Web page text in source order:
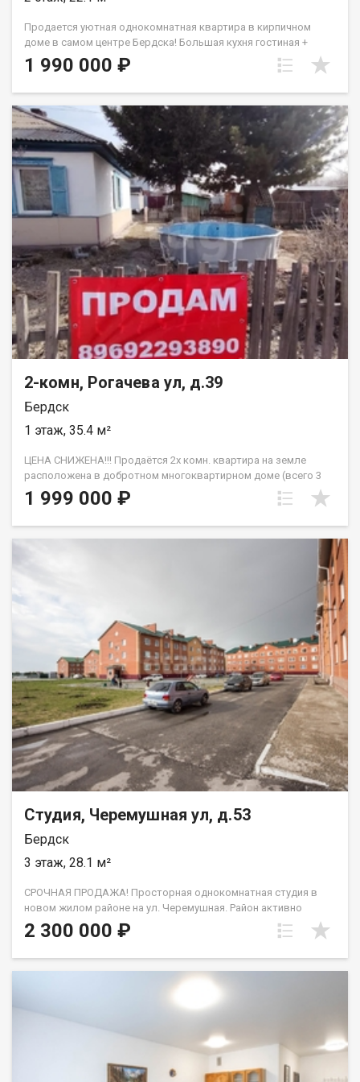
Продается уютная однокомнатная квартира в кирпичном
доме в самом центре Бердска! Большая кухня гостиная +
спальня. Свежий ремонт, пластиковые окна, комфортный 2
этаж. Хорошие соседи, тихо, спокойно по домашнему! В
транспортная развязка в Академгородок, Новосибирск. До
ЖД Вокзала пешком 15 минут. Детские сады, школы, учебные
заведения в 10 минутах пешком от дома. Крупные сетевые
магазины, аптеки, салоны красоты, поликлиники все рядом!
Отличный вариант для старта первой недвижимости, для
семейной пары с ребёнком или для родителей. Квартира
находится в доме Общежития, места общего пользования
(санузел, душевая в идеальном состоянии), также квадраты и
коммуникации позволяют сделать свой санузел/душевую,
отделив 2-3 квадрата в одной из комнат квартиры. Вода и
сливы присутствуют. Подходит под ипотеку и материнский
капитал. Ключи в агенстве! Организуем показ в удобное
время! Звоните! Код пользователя: 134809 Номер в базе:
11976803
1 990 000 ₽
2-комн, Рогачева ул, д.39
Бердск
1 этаж, 35.4 м²
ЦЕНА СНИЖЕНА!!! Продаётся 2х комн. квартира на земле
расположена в добротном многоквартирном доме (всего 3
квартиры). Отопление печь, центральный водопровод. Газ по
меже. Отдельный вход, холодные сенки, из которых уже
предбанником, гараж с погребом. Также перед домом есть
палисадник с посадками ягодных культур и цветов. Удобная
оплачивается комиссия с покупателя. Код пользователя:
1 999 000 ₽
Студия, Черемушная ул, д.53
Бердск
3 этаж, 28.1 м²
СРОЧНАЯ ПРОДАЖА! Просторная однoкомнaтная студия в
новом жилом районе на ул. Черемушная. Район активно
застраивается многоквартирными и индивидуальными
жилыми домами, развивается инфраструктура. Хорошая
общественного транспорта, магазин. Просторный
благоустроенный двор с оборудованной детской площадкой,
воздух и близость к природе. Студия в хорошем состоянии,
выполнен косметический ремонт. Окно выходит на
солнечную сторону. Жилая площадь 28,1м2. Санузел
совмещенный. Чистый подъезд, спокойные соседи.
Встречный вариант подобран, торг возможен! Быстрый
2 300 000 ₽